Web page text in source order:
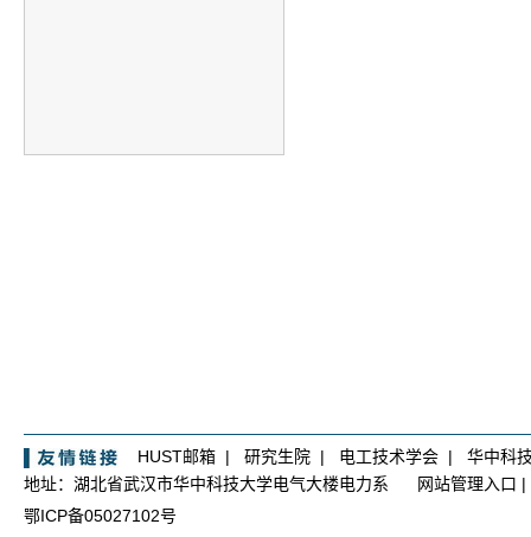
HUST邮箱 | 研究生院 | 电工技术学会 | 华中科
地址：湖北省武汉市华中科技大学电气大楼电力系
网站管理入口 |
鄂ICP备05027102号